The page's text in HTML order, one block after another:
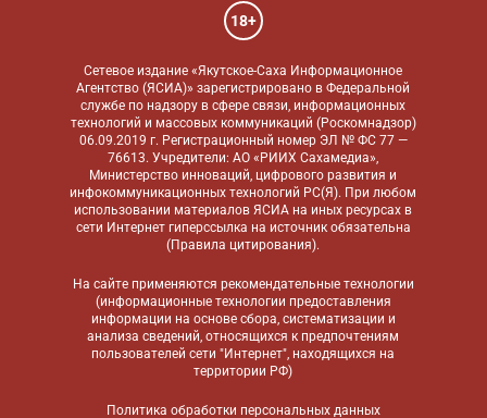
18+
Сетевое издание «Якутское-Саха Информационное
Агентство (ЯСИА)» зарегистрировано в Федеральной
службе по надзору в сфере связи, информационных
технологий и массовых коммуникаций (Роскомнадзор)
06.09.2019 г. Регистрационный номер ЭЛ № ФС 77 —
76613. Учредители: АО «РИИХ Сахамедиа»,
Министерство инноваций, цифрового развития и
инфокоммуникационных технологий РС(Я). При любом
использовании материалов ЯСИА на иных ресурсах в
сети Интернет гиперссылка на источник обязательна
(Правила цитирования).
На сайте применяются рекомендательные технологии
(информационные технологии предоставления
информации на основе сбора, систематизации и
анализа сведений, относящихся к предпочтениям
пользователей сети "Интернет", находящихся на
территории РФ)
Политика обработки персональных данных